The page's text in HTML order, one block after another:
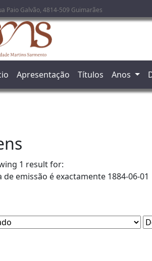
principal
Paio Galvão, 4814-509 Guimarães
Apresentação Títulos Anos
1 result for:
de emissão é exactamente 1884-06-01